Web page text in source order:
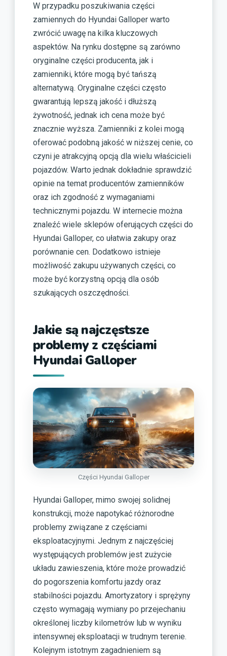
W przypadku poszukiwania części
zamiennych do Hyundai Galloper warto
zwrócić uwagę na kilka kluczowych
aspektów. Na rynku dostępne są zarówno
oryginalne części producenta, jak i
zamienniki, które mogą być tańszą
alternatywą. Oryginalne części często
gwarantują lepszą jakość i dłuższą
żywotność, jednak ich cena może być
znacznie wyższa. Zamienniki z kolei mogą
oferować podobną jakość w niższej cenie, co
czyni je atrakcyjną opcją dla wielu właścicieli
pojazdów. Warto jednak dokładnie sprawdzić
opinie na temat producentów zamienników
oraz ich zgodność z wymaganiami
technicznymi pojazdu. W internecie można
znaleźć wiele sklepów oferujących części do
Hyundai Galloper, co ułatwia zakupy oraz
porównanie cen. Dodatkowo istnieje
możliwość zakupu używanych części, co
może być korzystną opcją dla osób
szukających oszczędności.
Jakie są najczęstsze
problemy z częściami
Hyundai Galloper
Części Hyundai Galloper
Hyundai Galloper, mimo swojej solidnej
konstrukcji, może napotykać różnorodne
problemy związane z częściami
eksploatacyjnymi. Jednym z najczęściej
występujących problemów jest zużycie
układu zawieszenia, które może prowadzić
do pogorszenia komfortu jazdy oraz
stabilności pojazdu. Amortyzatory i sprężyny
często wymagają wymiany po przejechaniu
określonej liczby kilometrów lub w wyniku
intensywnej eksploatacji w trudnym terenie.
Kolejnym istotnym zagadnieniem są